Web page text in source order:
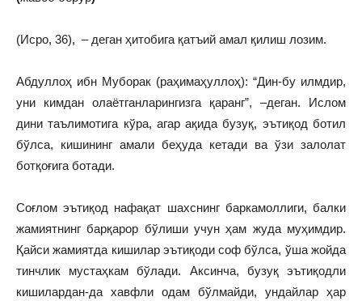
(Исро, 36), – деган ҳитобига қатъий амал қилиш лозим.
Абдуллоҳ ибн Муборак (раҳимаҳуллоҳ): “Дин-бу илмдир,
уни кимдан олаётганларингизга қаранг”, –деган. Ислом
дини таълимотига кўра, агар ақида бузуқ, эътиқод ботил
бўлса, кишининг амали беҳуда кетади ва ўзи залолат
ботқоғига ботади.
Соғлом эътиқод нафақат шахснинг баркамоллиги, балки
жамиятнинг барқарор бўлиши учун ҳам жуда муҳимдир.
Қайси жамиятда кишилар эътиқоди соф бўлса, ўша жойда
тинчлик мустаҳкам бўлади. Аксинча, бузуқ эътиқодли
кишилардан-да хавфли одам бўлмайди, ундайлар ҳар